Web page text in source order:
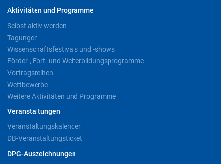
Aktivitäten und Programme
Selbst aktiv werden
Tagungen
Wissenschaftsfestivals und -shows
Förder-, Fort- und Weiterbildungsprogramme
Vortragsreihen
Wettbewerbe
Weitere Aktivitäten und Programme
Veranstaltungen
Veranstaltungskalender
DB-Veranstaltungsticket
DPG-Auszeichnungen